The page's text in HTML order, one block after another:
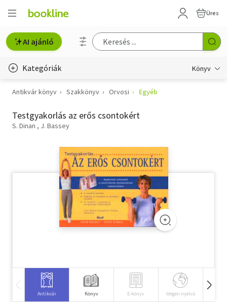
Üres
AI ajánló
Kategóriák Könyv
Életmód, egészség
Erotika
Hobbi, szabadidő
Tankönyv, segédkönyv
Társadalomtudomány
Antikvár könyv Szakkönyv Orvosi Egyéb
Testgyakorlás az erős csontokért
S. Dinan J. Bassey
Antikvár Könyv E-könyv Idegen nyelvű